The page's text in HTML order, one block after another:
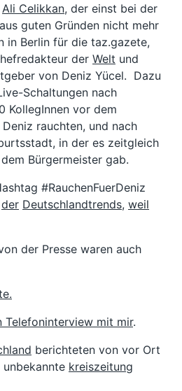
Ali Celikkan, der einst bei der
guten Gründen nicht mehr
in Berlin für die taz.gazete,
der Welt und
von Deniz Yücel. Dazu
Schaltungen nach
KollegInnen vor dem
rauchten, und nach
in der es zeitgleich
Bürgermeister gab.
#RauchenFuerDeniz
der Deutschlandtrends, weil
der Presse waren auch
Telefoninterview mit mir.
berichteten von vor Ort
kreiszeitung